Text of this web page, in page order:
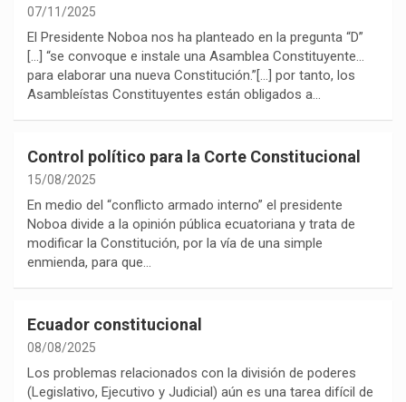
07/11/2025
El Presidente Noboa nos ha planteado en la pregunta “D”
[…] “se convoque e instale una Asamblea Constituyente…
para elaborar una nueva Constitución.”[…] por tanto, los
Asambleístas Constituyentes están obligados a…
Control político para la Corte Constitucional
15/08/2025
En medio del “conflicto armado interno” el presidente
Noboa divide a la opinión pública ecuatoriana y trata de
modificar la Constitución, por la vía de una simple
enmienda, para que…
Ecuador constitucional
08/08/2025
Los problemas relacionados con la división de poderes
(Legislativo, Ejecutivo y Judicial) aún es una tarea difícil de